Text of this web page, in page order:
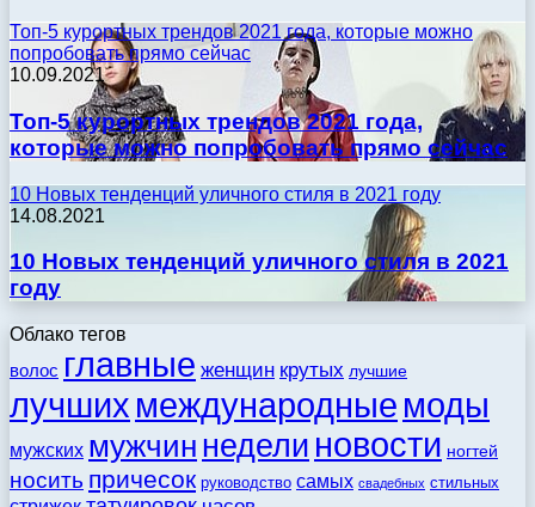
Топ-5 курортных трендов 2021 года, которые можно
попробовать прямо сейчас
10.09.2021
Топ-5 курортных трендов 2021 года,
которые можно попробовать прямо сейчас
10 Новых тенденций уличного стиля в 2021 году
14.08.2021
10 Новых тенденций уличного стиля в 2021
году
Облако тегов
волос главные женщин крутых лучшие
лучших международные моды
мужских мужчин недели новости ногтей
носить причесок руководство самых свадебных стильных